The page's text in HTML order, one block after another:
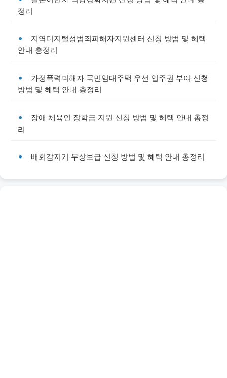
정리
지역디지털성범죄피해자지원센터 신청 방법 및 혜택
안내 총정리
가정폭력피해자 국민임대주택 우선 입주권 부여 신청
방법 및 혜택 안내 총정리
장애 체육인 장학금 지원 신청 방법 및 혜택 안내 총정
리
배회감지기 무상보급 신청 방법 및 혜택 안내 총정리